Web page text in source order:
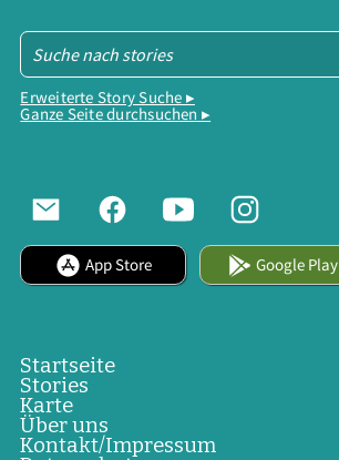
Erweiterte Story Suche ▸
Ganze Seite durchsuchen ▸
App Store Google Play
Startseite
Stories
Karte
Über uns
Kontakt/Impressum